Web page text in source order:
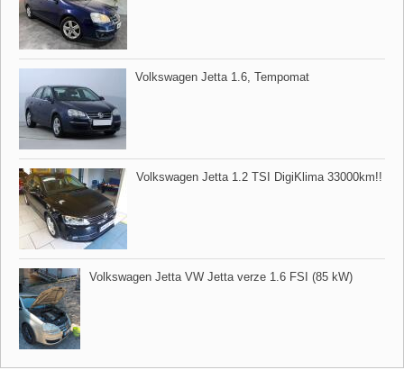
Volkswagen Jetta 1.6,​ Tempomat
Volkswagen Jetta 1.2 TSI DigiKlima 33000km!!
Volkswagen Jetta VW Jetta verze 1.6 FSI (85 kW)